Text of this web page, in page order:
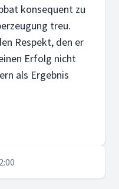
konsequent zu
treu.
Respekt, den er
Erfolg nicht
als Ergebnis